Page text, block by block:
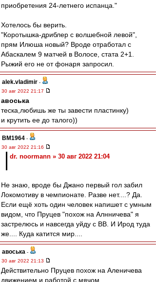
приобретения 24-летнего испанца."
Хотелось бы верить.
"Коротышка-дриблер с волшебной левой",
прям Илюша новый? Вроде отработал с
Абаскалем 9 матчей в Волосе, стата 2+1.
Рыжий его не от фонаря запросил.
alek.vladimir -
30 авг 2022 21:17
авоська
теска,любишь же ты завести пластинку)
и крутить ее до талого))
BM1964 -
30 авг 2022 21:16
dr. noormann » 30 авг 2022 21:04
Не знаю, вроде бы Джано первый гол забил
Локомотиву в чемпионате. Разве нет....? Да.
Если ещё хоть один человек напишет с умным
видом, что Пруцев "похож на Алнничева" я
застрелюсь и навсегда уйду с ВВ. И Ирод туда
же.... Куда катится мир....
авоська -
30 авг 2022 21:13
Действительно Пруцев похож на Аленичева
движением и работой с мячом.